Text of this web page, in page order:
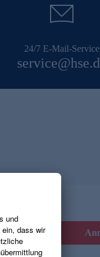
24/7 E-Mail-Service